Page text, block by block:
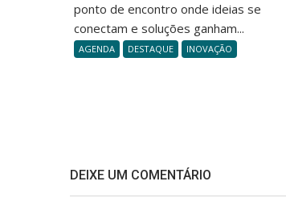
ponto de encontro onde ideias se
conectam e soluções ganham...
AGENDA DESTAQUE INOVAÇÃO
DEIXE UM COMENTÁRIO